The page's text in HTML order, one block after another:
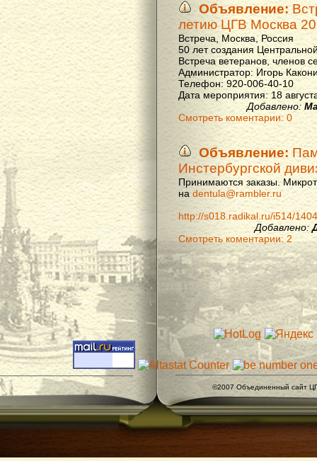
Объявление:
летию ЦГВ Москва
Встреча, Москва, Россия
50 лет создания
Встреча ветеранов, членов
Администратор: Игорь
Телефон: 920-006-40-10
Дата мероприятия: 18
Добавлено:
Смотреть коментарии: 0
Объявление:
Инстербургской
Принимаются заказы.
на dentula@rambler.ru
http://s018.radikal.ru/i514/
Добавлено:
Смотреть коментарии: 2
©2007 Объединенный сайт